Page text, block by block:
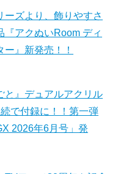
ーズより、飾りやすさ
『アクぬいRoom ディ
ー』新発売！！
と』デュアルアクリル
で付録に！！第一弾
2026年6月号」発